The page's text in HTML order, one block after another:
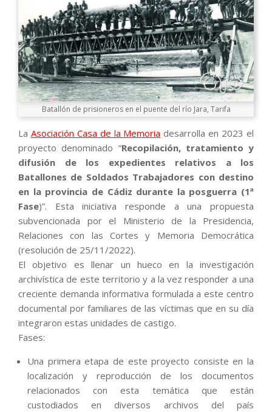
Batallón de prisioneros en el puente del río Jara, Tarifa
La Asociación Casa de la Memoria desarrolla en 2023 el
proyecto denominado “Recopilación, tratamiento y
difusión de los expedientes relativos a los
Batallones de Soldados Trabajadores con destino
en la provincia de Cádiz durante la posguerra (1ª
Fase)”. Esta iniciativa responde a una propuesta
subvencionada por el Ministerio de la Presidencia,
Relaciones con las Cortes y Memoria Democrática
(resolución de 25/11/2022).
El objetivo es llenar un hueco en la investigación
archivística de este territorio y a la vez responder a una
creciente demanda informativa formulada a este centro
documental por familiares de las víctimas que en su día
integraron estas unidades de castigo.
Fases:
Una primera etapa de este proyecto consiste en la
localización y reproducción de los documentos
relacionados con esta temática que están
custodiados en diversos archivos del país